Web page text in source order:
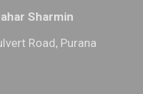
Sharmin
Road, Purana